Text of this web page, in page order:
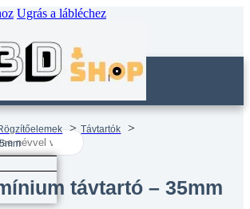
Ugrás a lábléchez
Távtartók
távtartó – 35mm